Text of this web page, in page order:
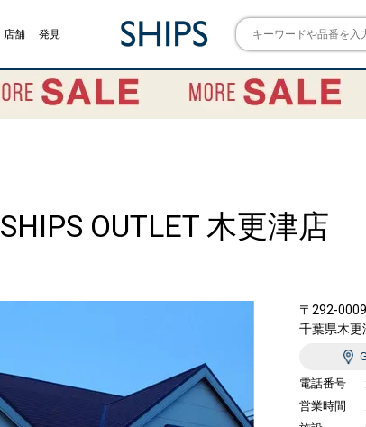
店舗 発見
SHIPS OUTLET 木更津店
〒292-0009
千葉県木更
電話番号
営業時間